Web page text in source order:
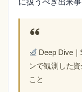
Deep Dive
ンで観測した
こと